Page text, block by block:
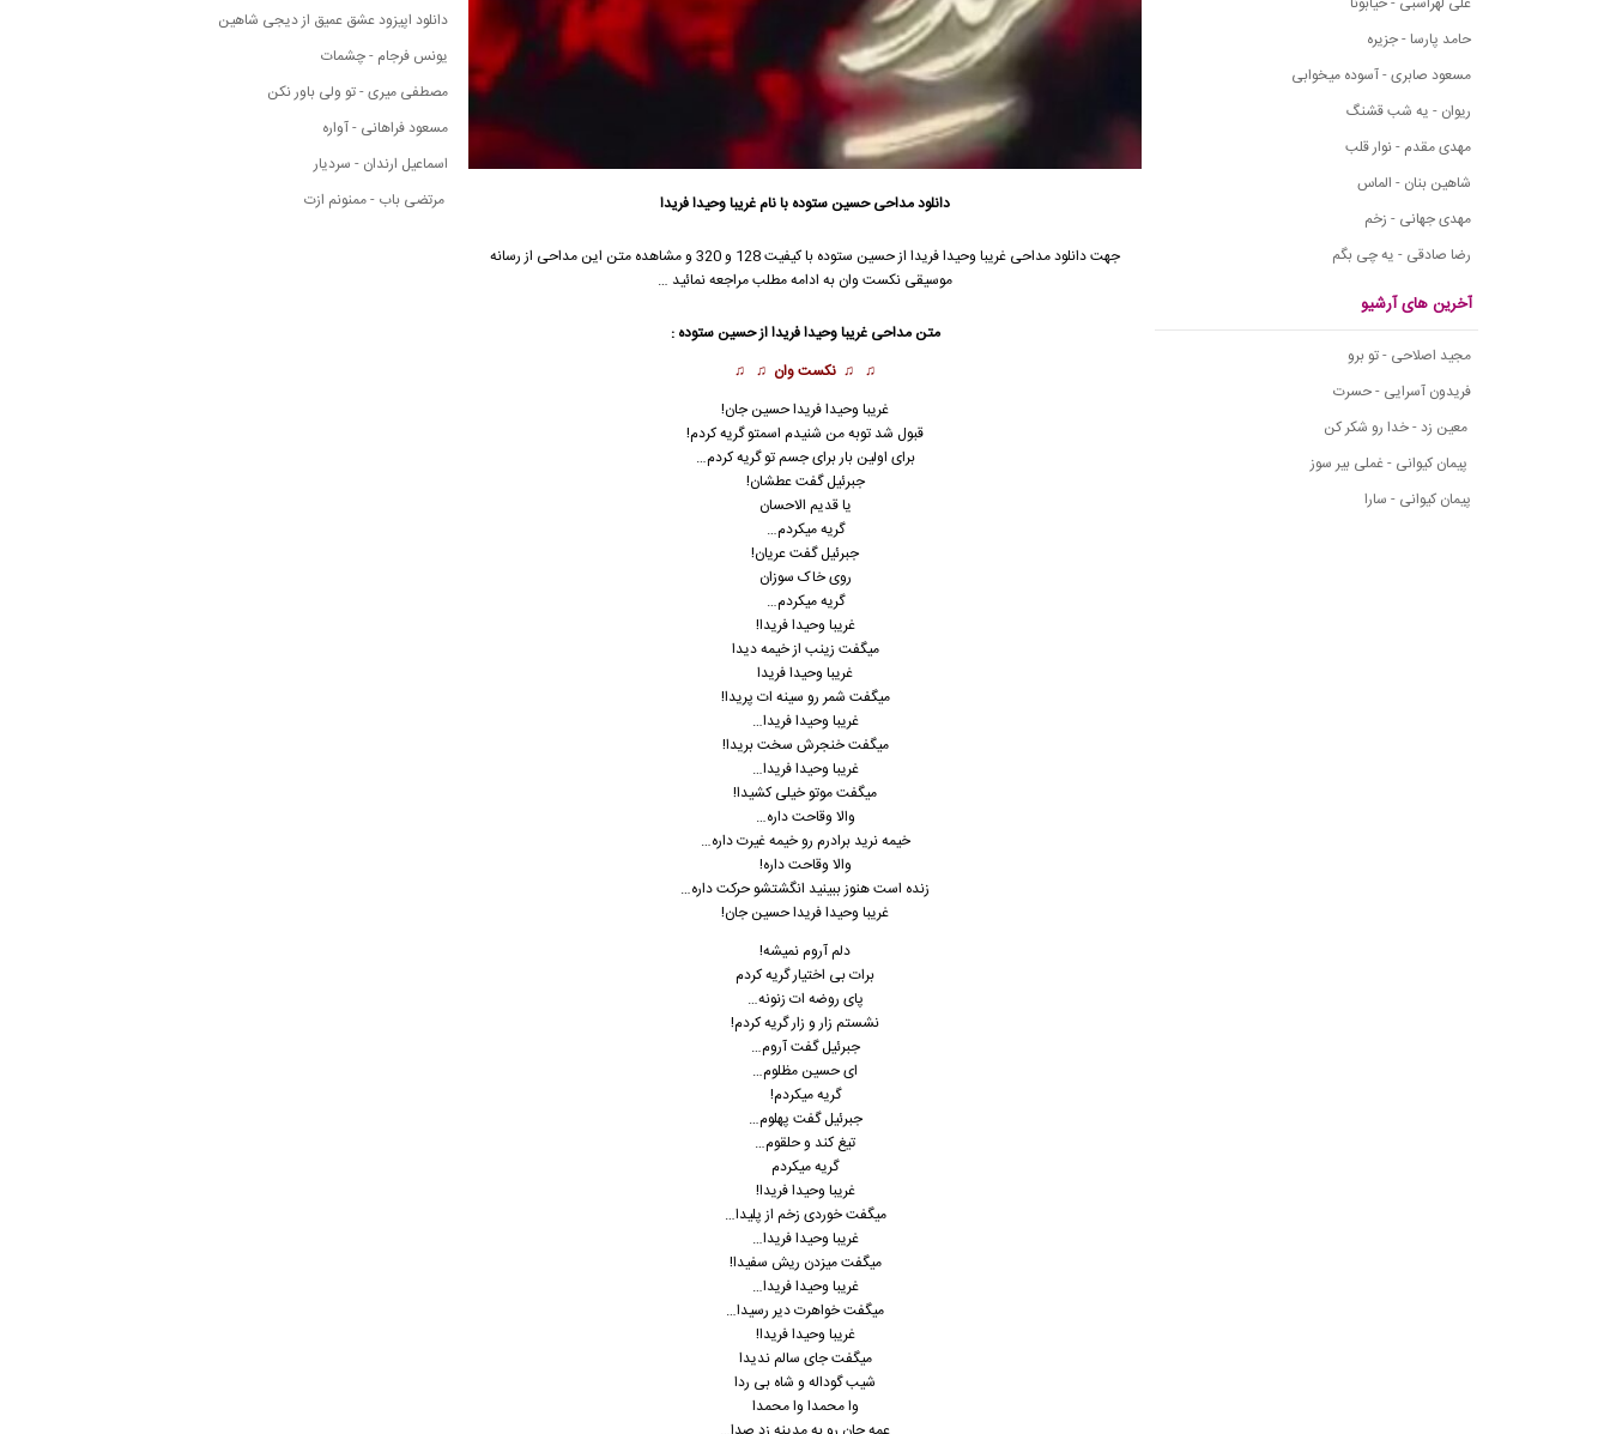
حامد پارسا - جزیره
مسعود صابری - آسوده میخوابی
ریوان - یه شب قشنگ
مهدی مقدم - نوار قلب
شاهین بنان - الماس
مهدی جهانی - زخم
رضا صادقی - یه چی بگم
آخرین های آرشیو
مجید اصلاحی - تو برو
فریدون آسرایی - حسرت
معین زد - خدا رو شکر کن
پیمان کیوانی - غملی بیر سوز
پیمان کیوانی - سارا
دانلود مداحی حسین ستوده با نام غریبا وحیدا فریدا
جهت دانلود مداحی غریبا وحیدا فریدا از حسین ستوده با کیفیت 128 و 320 و مشاهده متن این مداحی از رسانه
موسیقی نکست وان به ادامه مطلب مراجعه نمائید …
متن مداحی غریبا وحیدا فریدا از حسین ستوده :
♫ ♫ نکست وان ♫ ♫
غریبا وحیدا فریدا حسین جان!
قبول شد توبه من شنیدم اسمتو گریه کردم!
برای اولین بار برای جسم تو گریه کردم…
جبرئیل گفت عطشان!
یا قدیم الاحسان
گریه میکردم…
جبرئیل گفت عریان!
روی خاک سوزان
گریه میکردم…
غریبا وحیدا فریدا!
میگفت زینب از خیمه دیدا
غریبا وحیدا فریدا
میگفت شمر رو سینه ات پریدا!
غریبا وحیدا فریدا…
میگفت خنجرش سخت بریدا!
غریبا وحیدا فریدا…
میگفت موتو خیلی کشیدا!
والا وقاحت داره…
خیمه نرید برادرم رو خیمه غیرت داره…
والا وقاحت داره!
زنده است هنوز ببینید انگشتشو حرکت داره…
غریبا وحیدا فریدا حسین جان!
دلم آروم نمیشه!
برات بی اختیار گریه کردم
پای روضه ات زنونه…
نشستم زار و زار گریه کردم!
جبرئیل گفت آروم…
ای حسین مظلوم…
گریه میکردم!
جبرئیل گفت پهلوم…
تیغ کند و حلقوم…
گریه میکردم
غریبا وحیدا فریدا!
میگفت خوردی زخم از پلیدا…
غریبا وحیدا فریدا…
میگفت میزدن ریش سفیدا!
غریبا وحیدا فریدا…
میگفت خواهرت دیر رسیدا…
غریبا وحیدا فریدا!
میگفت جای سالم ندیدا
شیب گوداله و شاه بی ردا
وا محمدا وا محمدا
دانلود اپیزود عشق عمیق از دیجی شاهین
یونس فرجام - چشمات
مصطفی میری - تو ولی باور نکن
مسعود فراهانی - آواره
اسماعیل ارندان - سردیار
مرتضی باب - ممنونم ازت